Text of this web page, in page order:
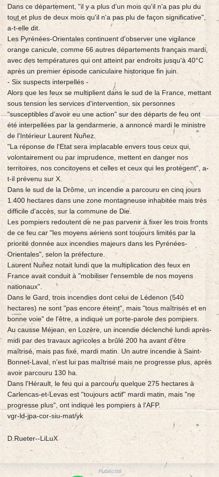
Dans ce département, "il y a plus d'un mois qu'il n'a pas plu du
tout et plus de deux mois qu'il n'a pas plu de façon significative",
a-t-elle dit.
Les Pyrénées-Orientales continuent d'observer une vigilance
orange canicule, comme 66 autres départements français mardi,
avec des températures qui ont atteint par endroits jusqu'à 40°C
après un premier épisode caniculaire historique fin juin.
- Six suspects interpellés -
Alors que les feux se multiplient dans le sud de la France, mettant
sous tension les services d'intervention, six personnes
"susceptibles d'avoir eu une action" sur des départs de feu ont
été interpellées par la gendarmerie, a annoncé mardi le ministre
de l'Intérieur Laurent Nuñez.
"La réponse de l'Etat sera implacable envers tous ceux qui,
volontairement ou par imprudence, mettent en danger nos
territoires, nos concitoyens et celles et ceux qui les protègent", a-
t-il prévenu sur X.
Dans le sud de la Drôme, un incendie a parcouru en cinq jours
1.400 hectares dans une zone montagneuse inhabitée mais très
difficile d'accès, sur la commune de Die.
Les pompiers redoutent de ne pas parvenir à fixer les trois fronts
de ce feu car "les moyens aériens sont toujours limités par la
priorité donnée aux incendies majeurs dans les Pyrénées-
Orientales", selon la préfecture.
Laurent Nuñez notait lundi que la multiplication des feux en
France avait conduit à "mobiliser l'ensemble de nos moyens
nationaux".
Dans le Gard, trois incendies dont celui de Lédenon (540
hectares) ne sont "pas encore éteint", mais "tous maîtrisés et en
bonne voie" de l'être, a indiqué un porte-parole des pompiers.
Au causse Méjean, en Lozère, un incendie déclenché lundi après-
midi par des travaux agricoles a brûlé 200 ha avant d'être
maîtrisé, mais pas fixé, mardi matin. Un autre incendie à Saint-
Bonnet-Laval, n'est lui pas maîtrisé mais ne progresse plus, après
avoir parcouru 130 ha.
Dans l'Hérault, le feu qui a parcouru quelque 275 hectares à
Carlencas-et-Levas est "toujours actif" mardi matin, mais "ne
progresse plus", ont indiqué les pompiers à l'AFP.
vgr-ld-jpa-cor-siu-mat/yk
D.Rueter--LiLuX
Publicité